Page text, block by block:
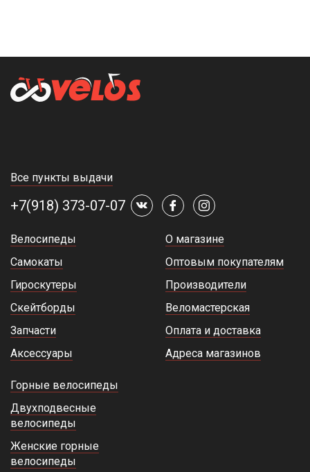
Все пункты выдачи
+7(918) 373-07-07
Велосипеды
Самокаты
Гироскутеры
Скейтборды
Запчасти
Аксессуары
О магазине
Оптовым покупателям
Производители
Веломастерская
Оплата и доставка
Адреса магазинов
Горные велосипеды
Двухподвесные
велосипеды
Женские горные
велосипеды